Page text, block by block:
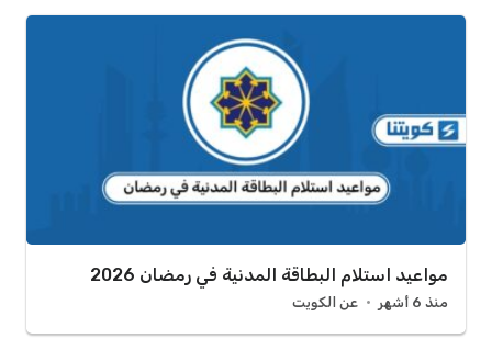
مواعيد استلام البطاقة المدنية في رمضان 2026
منذ 6 أشهر عن الكويت